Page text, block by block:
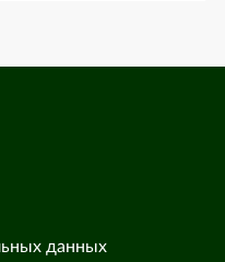
данных